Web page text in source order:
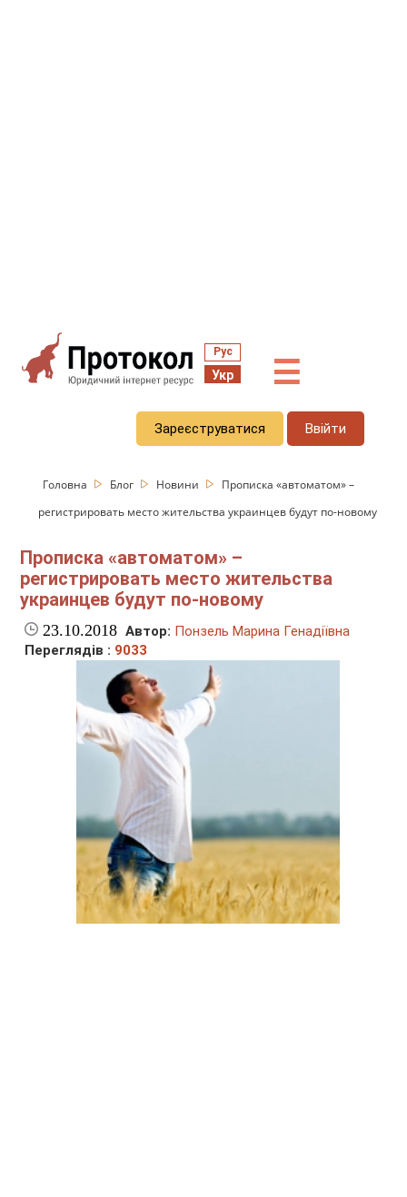
Рус
Укр ☰
Зареєструватися Ввійти
Головна Блог Новини
Прописка «автоматом» –
регистрировать место жительства украинцев будут по-новому
Прописка «автоматом» –
регистрировать место жительства
украинцев будут по-новому
23.10.2018 Автор: Понзель Марина Генадіївна
Переглядів : 9033